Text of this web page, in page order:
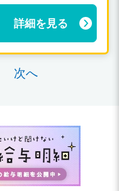
詳細を見る
次へ